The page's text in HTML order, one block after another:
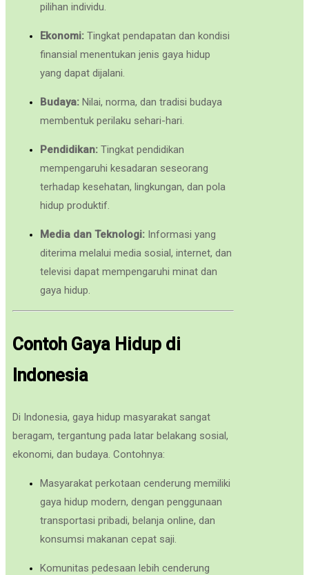
pilihan individu.
Ekonomi: Tingkat pendapatan dan kondisi
finansial menentukan jenis gaya hidup
yang dapat dijalani.
Budaya: Nilai, norma, dan tradisi budaya
membentuk perilaku sehari-hari.
Pendidikan: Tingkat pendidikan
mempengaruhi kesadaran seseorang
terhadap kesehatan, lingkungan, dan pola
hidup produktif.
Media dan Teknologi: Informasi yang
diterima melalui media sosial, internet, dan
televisi dapat mempengaruhi minat dan
gaya hidup.
Contoh Gaya Hidup di
Indonesia
Di Indonesia, gaya hidup masyarakat sangat
beragam, tergantung pada latar belakang sosial,
ekonomi, dan budaya. Contohnya:
Masyarakat perkotaan cenderung memiliki
gaya hidup modern, dengan penggunaan
transportasi pribadi, belanja online, dan
konsumsi makanan cepat saji.
Komunitas pedesaan lebih cenderung